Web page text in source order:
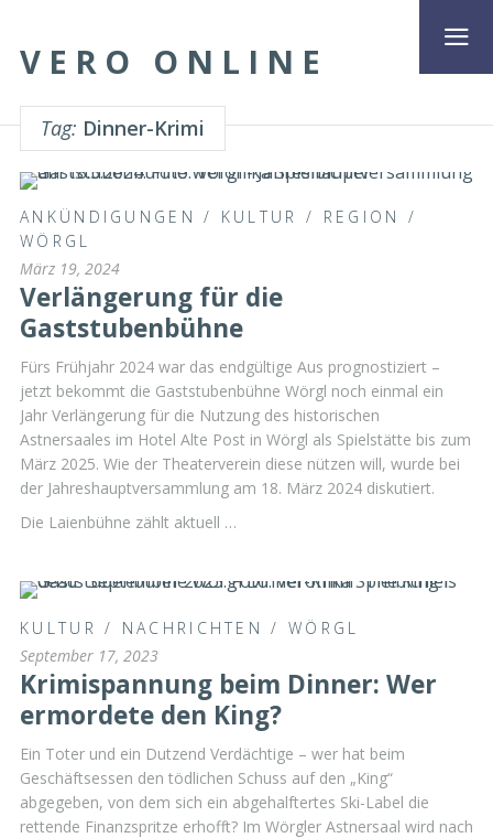
VERO ONLINE
Tag: Dinner-Krimi
ANKÜNDIGUNGEN / KULTUR / REGION
/
WÖRGL
März 19, 2024
Verlängerung für die
Gaststubenbühne
Fürs Frühjahr 2024 war das endgültige Aus prognostiziert –
jetzt bekommt die Gaststubenbühne Wörgl noch einmal ein
Jahr Verlängerung für die Nutzung des historischen
Astnersaales im Hotel Alte Post in Wörgl als Spielstätte bis zum
März 2025. Wie der Theaterverein diese nützen will, wurde bei
der Jahreshauptversammlung am 18. März 2024 diskutiert.
Die Laienbühne zählt aktuell …
KULTUR / NACHRICHTEN /WÖRGL
September 17, 2023
Krimispannung beim Dinner: Wer
ermordete den King?
Ein Toter und ein Dutzend Verdächtige – wer hat beim
Geschäftsessen den tödlichen Schuss auf den „King“
abgegeben, von dem sich ein abgehalftertes Ski-Label die
rettende Finanzspritze erhofft? Im Wörgler Astnersaal wird nach